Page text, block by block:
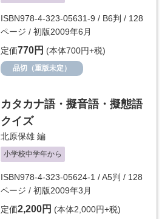
ISBN978-4-323-05631-9 / B6判 / 128
ページ / 初版2009年6月
定価770円 (本体700円+税)
品切（重版未定）
カタカナ語・擬音語・擬態語
クイズ
北原保雄 編
小学校中学年から
ISBN978-4-323-05624-1 / A5判 / 128
ページ / 初版2009年3月
定価2,200円 (本体2,000円+税)